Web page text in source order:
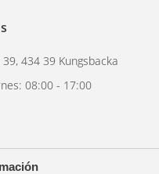
434 39 Kungsbacka
08:00 - 17:00